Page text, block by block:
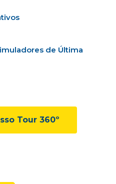
de Última
Tour 360º